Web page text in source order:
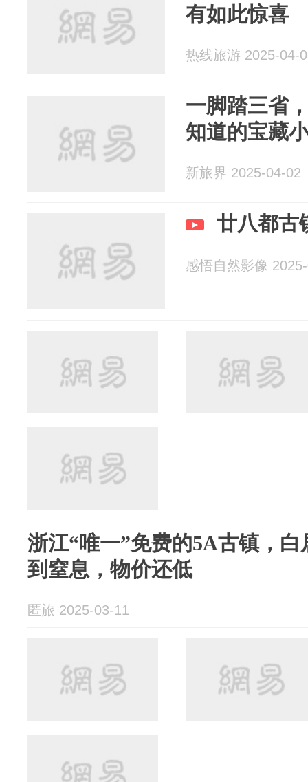
有如此惊喜
热线旅游 2025-04-
一脚踏三省
知道的宝藏
新旅界 2025-04-02
廿八都古
感悟自然影像
浙江“唯一”免费的5A古镇，
到窒息，物价还低
匿旅 2025-03-11